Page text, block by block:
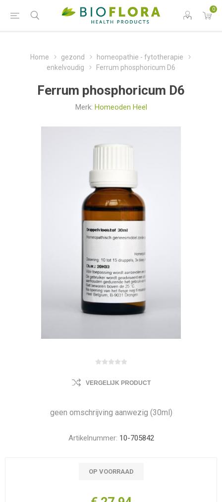
0
Home gezond
homeopathie - fytotherapie
enkelvoudig
Ferrum phosphoricum D6
Ferrum phosphoricum D6
Merk: Homeoden Heel
VERGELIJK PRODUCT
geen omschrijving aanwezig (30ml)
Artikelnummer: 10-705842
OP VOORRAAD